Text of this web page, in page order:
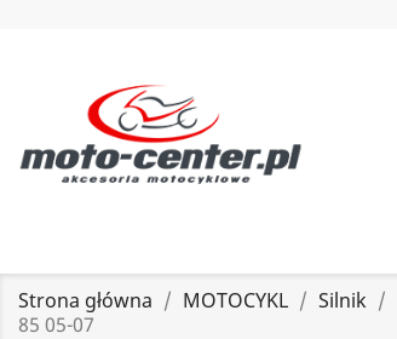
Strona główna MOTOCYKL Silnik
85 05-07